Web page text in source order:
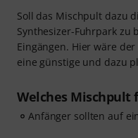
Soll das Mischpult dazu
Synthesizer-Fuhrpark zu
Eingängen. Hier wäre der
eine günstige und dazu
Welches Mischpult
Anfänger sollten auf